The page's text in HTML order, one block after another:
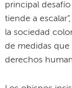
principal
tiende a
la sociedad
de medidas
derechos